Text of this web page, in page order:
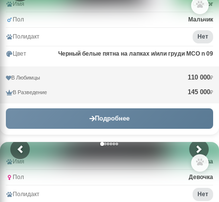
Имя Connor
Пол Мальчик
Полидакт Нет
Цвет Черный белые пятна на лапках и/или груди MCO n 09
В Любимцы 110 000₽
В Разведение 145 000₽
Подробнее
Имя Guna
Пол Девочка
Полидакт Нет